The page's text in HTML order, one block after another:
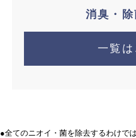
消臭・除
一覧は
●全てのニオイ・菌を除去するわけで